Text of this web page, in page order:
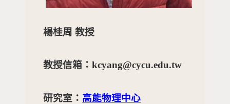
楊桂周 教授
教授信箱：kcyang@cycu.edu.tw
研究室： 高能物理中心